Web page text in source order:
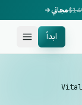
مجاني
ابدأ